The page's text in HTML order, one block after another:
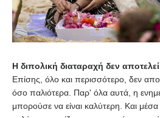
Η διπολική διαταραχή δεν
Επίσης, όλο και περισσότερο, δεν
όσο παλιότερα. Παρ' όλα αυτά, η
μπορούσε να είναι καλύτερη. Και